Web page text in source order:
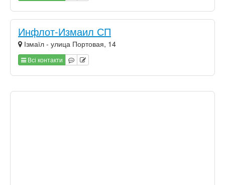
Инфлот-Измаил СП
Ізмаїл - улица Портовая, 14
Всі контакти